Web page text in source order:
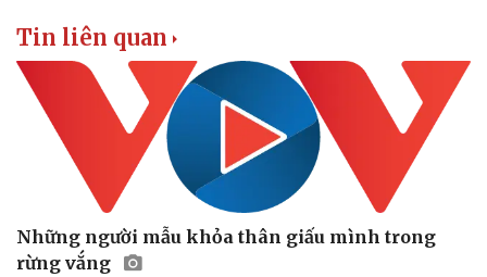
Tin liên quan
Những người mẫu khỏa thân giấu mình trong
rừng vắng